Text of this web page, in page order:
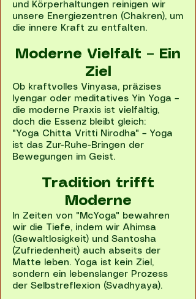
und Körperhaltungen reinigen wir
unsere Energiezentren (Chakren), um
die innere Kraft zu entfalten.
Moderne Vielfalt – Ein
Ziel
Ob kraftvolles Vinyasa, präzises
Iyengar oder meditatives Yin Yoga –
die moderne Praxis ist vielfältig,
doch die Essenz bleibt gleich:
"Yoga Chitta Vritti Nirodha" – Yoga
ist das Zur-Ruhe-Bringen der
Bewegungen im Geist.
Tradition trifft
Moderne
In Zeiten von "McYoga" bewahren
wir die Tiefe, indem wir Ahimsa
(Gewaltlosigkeit) und Santosha
(Zufriedenheit) auch abseits der
Matte leben. Yoga ist kein Ziel,
sondern ein lebenslanger Prozess
der Selbstreflexion (Svadhyaya).